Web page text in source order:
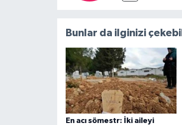
Bunlar da ilginizi
En acı sömestr: İki aileyi